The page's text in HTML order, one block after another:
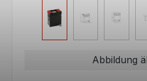
Abbildung